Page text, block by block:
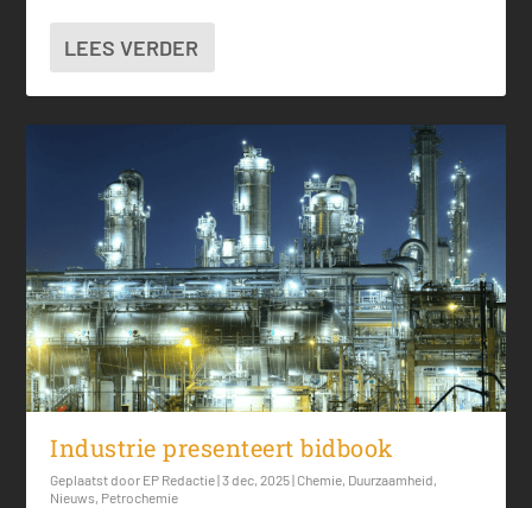
LEES VERDER
Industrie presenteert bidbook
Geplaatst door EP Redactie|3 dec, 2025| Chemie, Duurzaamheid,
Nieuws, Petrochemie